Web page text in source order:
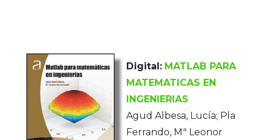
Digital: MATLAB PARA
MATEMATICAS EN
INGENIERIAS
Agud Albesa, Lucía; Pla
Ferrando, Mª Leonor